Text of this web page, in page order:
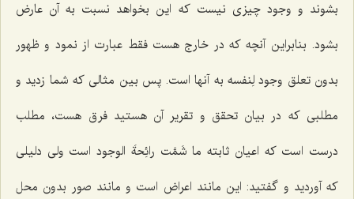
بشوند و وجود چیزی نیست که این بخواهد نسبت به آن عارض
بشود. بنابراین آنچه که در خارج هست فقط عبارت از نمود و ظهور
بدون تعلق وجود لِنفسه به آنها است. پس بین مثالی که شما زدید و
مطلبی که در بیان تحقق و تقریر آن هستید فرق هست، مطلب
درست است که اعیان ثابته ما شَمَّت رائِحةَ الوجوداست ولی دلیلی
که آوردید و گفتید: این مانند اعراض است و مانند صور بدون محل